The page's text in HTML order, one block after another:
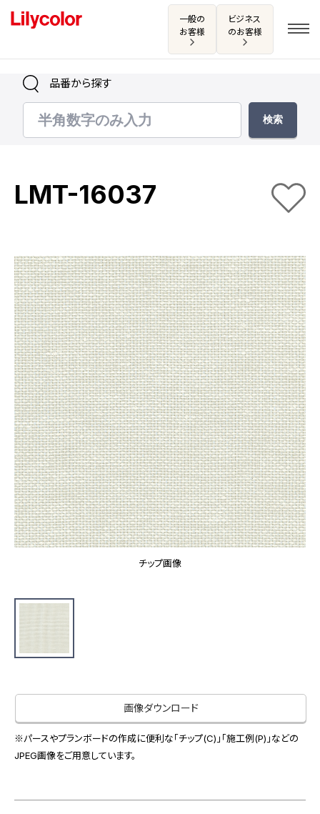
一般の
お客様
ビジネス
のお客様
ログイン・新規会員登録
お気に入り
商品を探す
商品を探す トップ
壁紙
カーテン
床材
ブランド・コレクション
Lilycolor Coordinate 着せ替えシミュレーション
カタログ一覧
カタログ一覧 トップ
壁紙
カーテン
床材
サステナブル商品
ノンワックス床タイル
壁紙機能性ガイド
施工事例
施工事例 トップ
医療・福祉施設
ホテル・オフィス・店舗
モデルハウス
新築戸建・マンション
#リリカラのある暮らし
リリカラノート
ショールーム
ショールーム トップ
東京ショールーム
大阪ショールーム
お客様サポート
お客様サポート トップ
動画一覧
お手入れ便利帳
お問い合わせ（一般のお客様）
インテリア事業
スペースソリューション事業
オフィスソリューション事業
ファシリティソリューション事業
会社情報
会社情報
品番から探す
LMT-16037
チップ画像
画像ダウンロード
※パースやプランボードの作成に便利な「チップ(C)」「施工例(P)」などの
JPEG画像をご用意しています。